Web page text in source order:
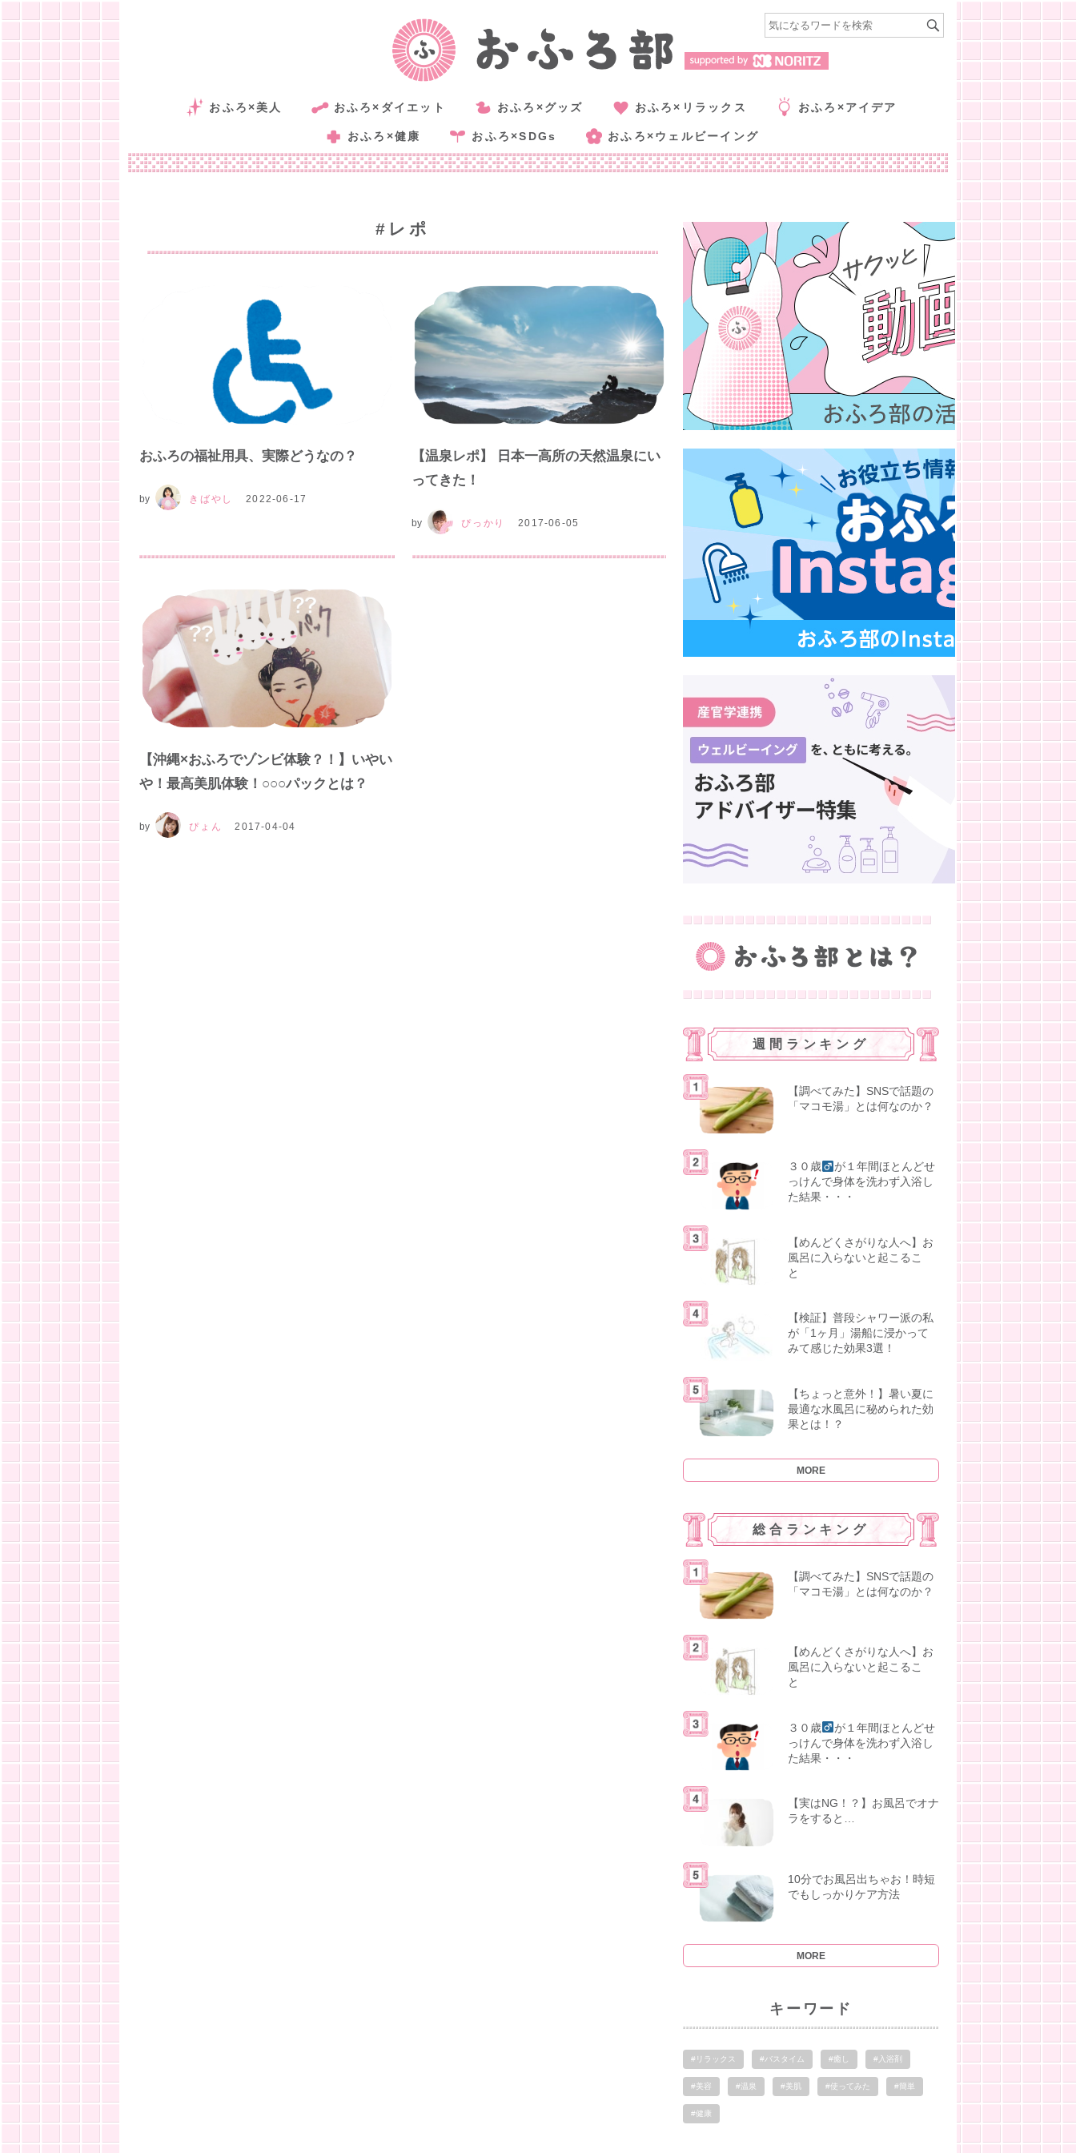
おふろ×美人 おふろ×ダイエット おふろ×グッズ おふろ×リラックス おふろ×アイデア
おふろ×健康 おふろ×SDGs おふろ×ウェルビーイング
#レポ
おふろの福祉用具、実際どうなの？
by きばやし 2022-06-17
【温泉レポ】 日本一高所の天然温泉にい
ってきた！
by ぴっかり 2017-06-05
【沖縄×おふろでゾンビ体験？！】いやい
や！最高美肌体験！○○○パックとは？
by ぴょん 2017-04-04
週間ランキング
【調べてみた】SNSで話題の
「マコモ湯」とは何なのか？
３０歳
が１年間ほとんどせ
っけんで身体を洗わず入浴し
た結果・・・
【めんどくさがりな人へ】お
風呂に入らないと起こるこ
と
【検証】普段シャワー派の私
が「1ヶ月」湯船に浸かって
みて感じた効果3選！
【ちょっと意外！】暑い夏に
最適な水風呂に秘められた効
果とは！？
MORE
総合ランキング
【調べてみた】SNSで話題の
「マコモ湯」とは何なのか？
【めんどくさがりな人へ】お
風呂に入らないと起こるこ
と
３０歳
が１年間ほとんどせ
っけんで身体を洗わず入浴し
た結果・・・
【実はNG！？】お風呂でオナ
ラをすると…
10分でお風呂出ちゃお！時短
でもしっかりケア方法
MORE
キーワード
#リラックス #バスタイム #癒し #入浴剤
#美容 #温泉 #美肌 #使ってみた #簡単
#健康